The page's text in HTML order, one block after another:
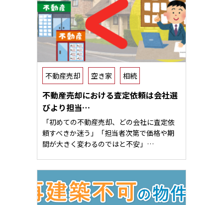
不動産売却 空き家 相続
不動産売却における査定依頼は会社選
びより担当…
「初めての不動産売却、どの会社に査定依
頼すべきか迷う」「担当者次第で価格や期
間が大きく変わるのではと不安」…